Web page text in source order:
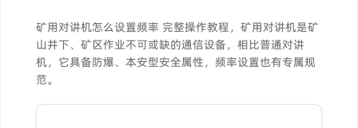
矿用对讲机怎么设置频率 完整操作教程，矿用对讲机是矿
山井下、矿区作业不可或缺的通信设备，相比普通对讲
机，它具备防爆、本安型安全属性，频率设置也有专属规
范。